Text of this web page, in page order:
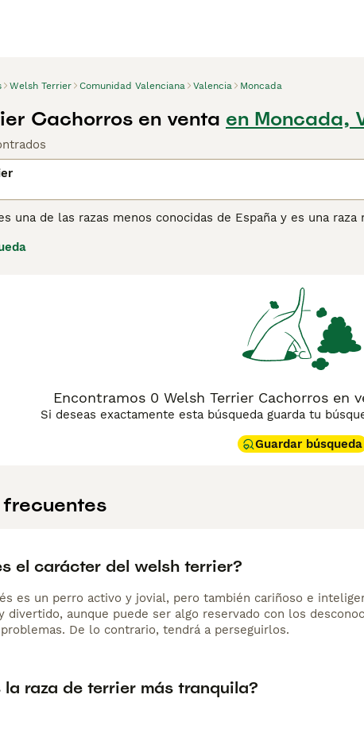
Welsh Terrier Comunidad Valenciana Valencia Moncada
Cachorros en venta en Moncada,
una de las razas menos conocidas de España y es una
sabe que son particularmente buenos con los niños y
para obtener
Encontramos 0 Welsh Terrier Cachorros en
Si deseas exactamente esta búsqueda guarda tu
Guardar búsqueda
el carácter del welsh terrier?
es un perro activo y jovial, pero también cariñoso e
divertido, aunque puede ser algo reservado con los
De lo contrario, tendrá a perseguirlos.
la raza de terrier más tranquila?